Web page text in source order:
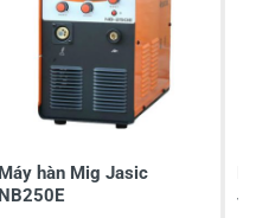
Máy hàn Mig Jasic
NB250E